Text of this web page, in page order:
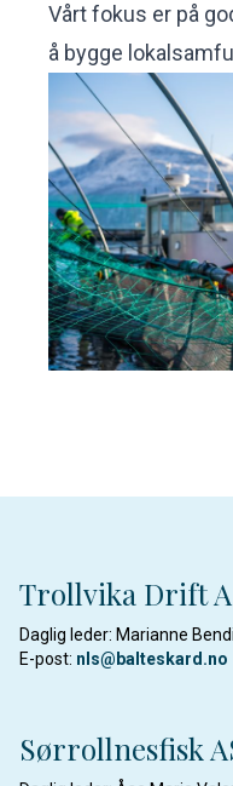
Vårt fokus er på
å bygge
Trollvika Drift
Daglig leder: Marianne
E-post: nls@balteskard.no
Sørrollnesfisk